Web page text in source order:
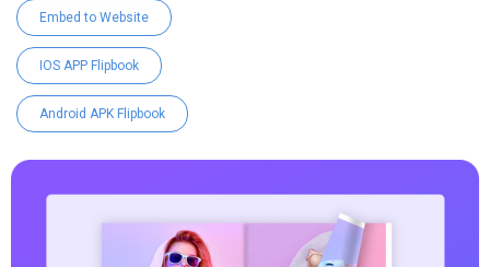
Embed to Website
IOS APP Flipbook
Android APK Flipbook